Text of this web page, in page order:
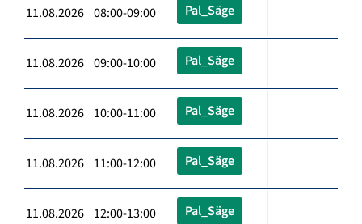
11.08.2026 08:00-09:00 Pal_Säge
11.08.2026 09:00-10:00 Pal_Säge
11.08.2026 10:00-11:00 Pal_Säge
11.08.2026 11:00-12:00 Pal_Säge
11.08.2026 12:00-13:00 Pal_Säge